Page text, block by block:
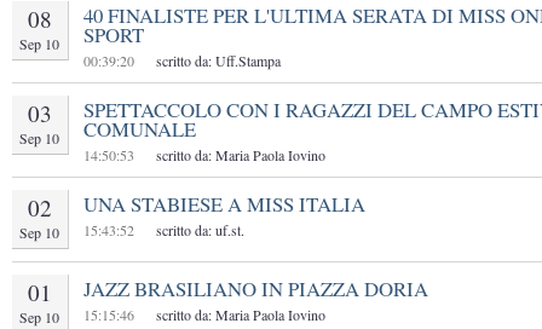
08
Sep 10
40 FINALISTE PER L'ULTIMA SERATA DI MISS
SPORT
00:39:20 scritto da: Uff.Stampa
03
Sep 10
SPETTACCOLO CON I RAGAZZI DEL CAMPO
COMUNALE
14:50:53 scritto da: Maria Paola Iovino
02
Sep 10
UNA STABIESE A MISS ITALIA
15:43:52 scritto da: uf.st.
01
Sep 10
JAZZ BRASILIANO IN PIAZZA DORIA
15:15:46 scritto da: Maria Paola Iovino